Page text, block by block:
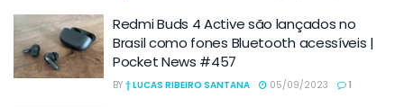
Redmi Buds 4 Active são lançados no
Brasil como fones Bluetooth acessíveis |
Pocket News #457
BY † LUCAS RIBEIRO SANTANA 05/09/2023 1